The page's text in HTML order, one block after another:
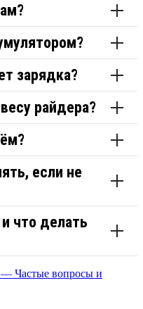
зарядка?
райдера?
если не
что делать
Частые вопросы и